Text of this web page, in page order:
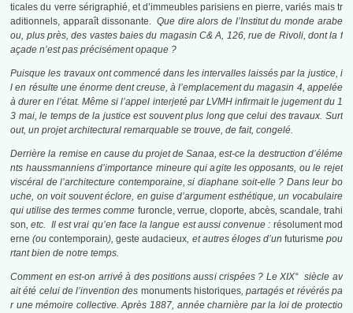
ticales du verre sérigraphié, et d’immeubles parisiens en pierre, variés mais tr
aditionnels, apparaît dissonante. Que dire alors de l’Institut du monde arabe
ou, plus près, des vastes baies du magasin C& A, 126, rue de Rivoli, dont la f
açade n’est pas précisément opaque ?
Puisque les travaux ont commencé dans les intervalles laissés par la justice, i
l en résulte une énorme dent creuse, à l’emplacement du magasin 4, appelée
à durer en l’état. Même si l’appel interjeté par LVMH infirmait le jugement du 1
3 mai, le temps de la justice est souvent plus long que celui des travaux. Surt
out, un projet architectural remarquable se trouve, de fait, congelé.
Derrière la remise en cause du projet de Sanaa, est-ce la destruction d’éléme
nts haussmanniens d’importance mineure qui agite les opposants, ou le rejet
viscéral de l’architecture contemporaine, si diaphane soit-elle ? Dans leur bo
uche, on voit souvent éclore, en guise d’argument esthétique, un vocabulaire
qui utilise des termes comme furoncle, verrue, cloporte, abcès, scandale, trahi
son, etc. Il est vrai qu’en face la langue est aussi convenue : résolument mod
erne (oucontemporain),geste audacieux, et autres éloges d’un futurisme pou
rtant bien de notre temps.
Comment en est-on arrivé à des positions aussi crispées ? Le XIX° siècle av
ait été celui de l’invention des monuments historiques, partagés et révérés pa
r une mémoire collective. Après 1887, année charnière par la loi de protectio